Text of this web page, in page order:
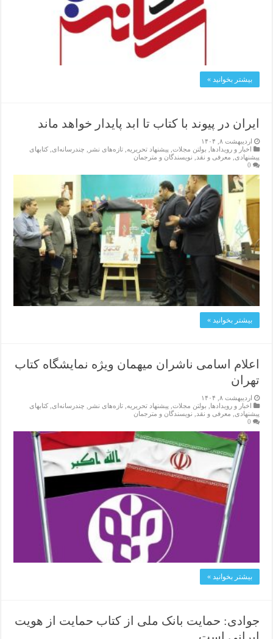
بیشتر بخوانید »
ایران در پیوند با کتاب تا ابد پایدار خواهد ماند
اردیبهشت ۸, ۱۴۰۴
اخبار و رویدادها
بولتن مجلات پیشنهاد تحریریه ,تازەهای نشر چندرسانه‌ای ,کتابهای
پیشنهادی
معرفی و نقد
نویسندگان و مترجمان
0
بیشتر بخوانید »
اعلام اسامی ناشران میهمان ویژه نمایشگاه کتاب
تهران
اردیبهشت ۸, ۱۴۰۴
اخبار و رویدادها
بولتن مجلات پیشنهاد تحریریه ,تازەهای نشر چندرسانه‌ای ,کتابهای
پیشنهادی
معرفی و نقد
نویسندگان و مترجمان
0
بیشتر بخوانید »
جوادی: حمایت بانک ملی از کتاب حمایت از هویت